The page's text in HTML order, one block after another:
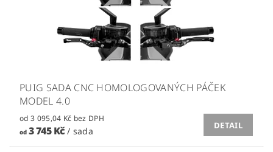
PUIG SADA CNC HOMOLOGOVANÝCH PÁČEK
MODEL 4.0
od 3 095,04 Kč bez DPH
od3 745 Kč/ sada
DETAIL